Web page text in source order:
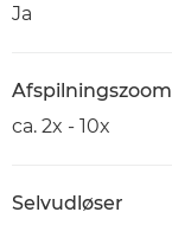
Ja
Afspilningszoom
ca. 2x - 10x
Selvudløser